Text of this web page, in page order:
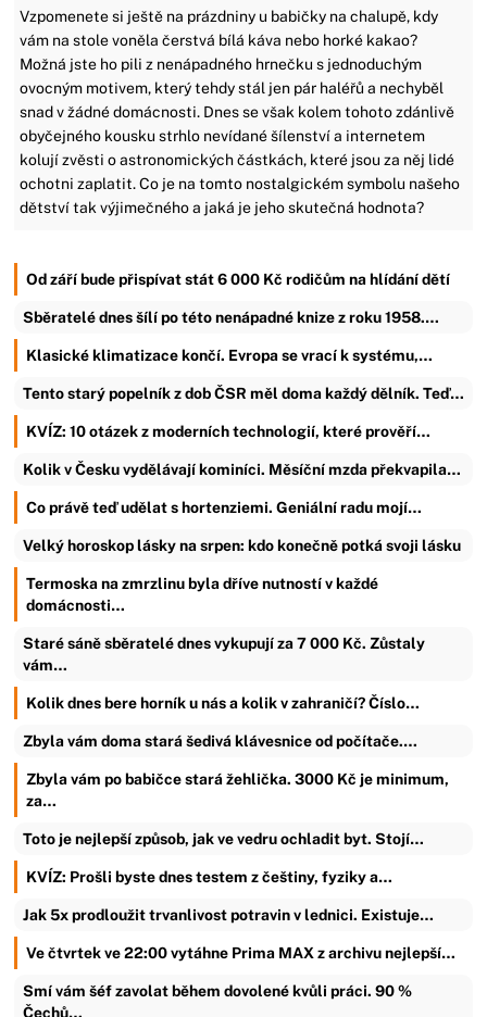
Vzpomenete si ještě na prázdniny u babičky na chalupě, kdy
vám na stole voněla čerstvá bílá káva nebo horké kakao?
Možná jste ho pili z nenápadného hrnečku s jednoduchým
ovocným motivem, který tehdy stál jen pár haléřů a nechyběl
snad v žádné domácnosti. Dnes se však kolem tohoto zdánlivě
obyčejného kousku strhlo nevídané šílenství a internetem
kolují zvěsti o astronomických částkách, které jsou za něj lidé
ochotni zaplatit. Co je na tomto nostalgickém symbolu našeho
dětství tak výjimečného a jaká je jeho skutečná hodnota?
Od září bude přispívat stát 6 000 Kč rodičům na hlídání dětí
Sběratelé dnes šílí po této nenápadné knize z roku 1958.…
Klasické klimatizace končí. Evropa se vrací k systému,…
Tento starý popelník z dob ČSR měl doma každý dělník. Teď…
KVÍZ: 10 otázek z moderních technologií, které prověří…
Kolik v Česku vydělávají kominíci. Měsíční mzda překvapila…
Co právě teď udělat s hortenziemi. Geniální radu mojí…
Velký horoskop lásky na srpen: kdo konečně potká svoji lásku
Termoska na zmrzlinu byla dříve nutností v každé
domácnosti…
Staré sáně sběratelé dnes vykupují za 7 000 Kč. Zůstaly
vám…
Kolik dnes bere horník u nás a kolik v zahraničí? Číslo…
Zbyla vám doma stará šedivá klávesnice od počítače.…
Zbyla vám po babičce stará žehlička. 3000 Kč je minimum,
za…
Toto je nejlepší způsob, jak ve vedru ochladit byt. Stojí…
KVÍZ: Prošli byste dnes testem z češtiny, fyziky a…
Jak 5x prodloužit trvanlivost potravin v lednici. Existuje…
Ve čtvrtek ve 22:00 vytáhne Prima MAX z archivu nejlepší…
Smí vám šéf zavolat během dovolené kvůli práci. 90 %
Čechů…